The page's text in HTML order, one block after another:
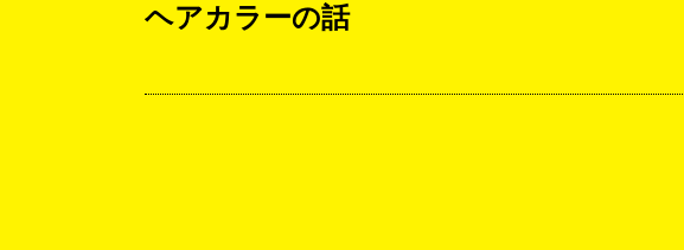
ヘアカラーの話